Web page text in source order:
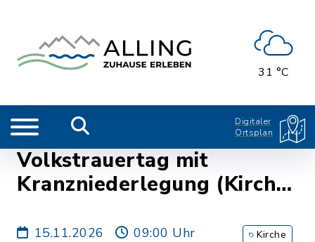
31 °C
Digitaler
Ortsplan
Volkstrauertag mit
Kranzniederlegung (Kirche
15.11.2026
09:00 Uhr
Kirche